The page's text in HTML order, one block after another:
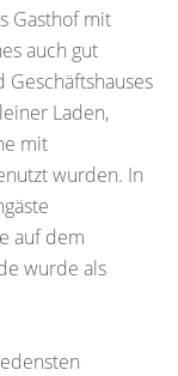
Gasthof mit
auch gut
Geschäftshauses
Laden,
mit
wurden. In
auf dem
wurde als